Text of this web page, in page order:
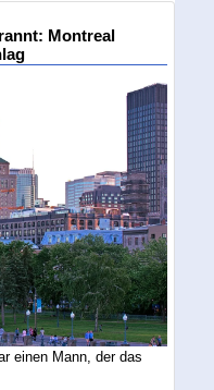
Montreal
einen Mann, der das